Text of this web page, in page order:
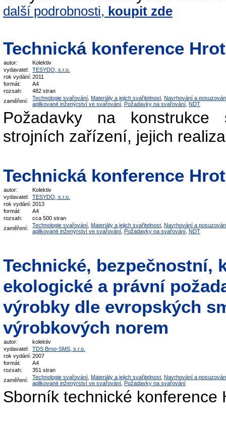
další podrobnosti, koupit zde
Technická konference
autor:
Kolektiv
vydavatel:
TESYDO, s.r.o.
rok vydání: 2011
formát:
A4
rozsah:
482 stran
zaměření:
Technologie svařování Materiály a jejich svařitelnost Navrhování a
aplikované inženýrství ve svařování Požadavky na svařování NDT
Požadavky na konstrukce
strojních zařízení, jejich
Technická konference
autor:
Kolektiv
vydavatel:
TESYDO, s.r.o.
rok vydání: 2013
formát:
A4
rozsah:
cca 500 stran
zaměření:
Technologie svařování Materiály a jejich svařitelnost Navrhování a
aplikované inženýrství ve svařování Požadavky na svařování NDT
Technické, bezpečnostní,
ekologické a právní
výrobky dle evropských
výrobkových norem
autor:
kolektiv
vydavatel:
TDS Brno-SMS, s.r.o.
rok vydání: 2007
formát:
A4
rozsah:
351 stran
zaměření:
Technologie svařování Materiály a jejich svařitelnost Navrhování a
aplikované inženýrství ve svařování Požadavky na svařování
Sborník technické konference